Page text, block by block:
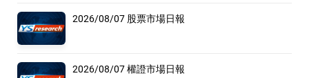
2026/08/07 股票市場日報
2026/08/07 權證市場日報